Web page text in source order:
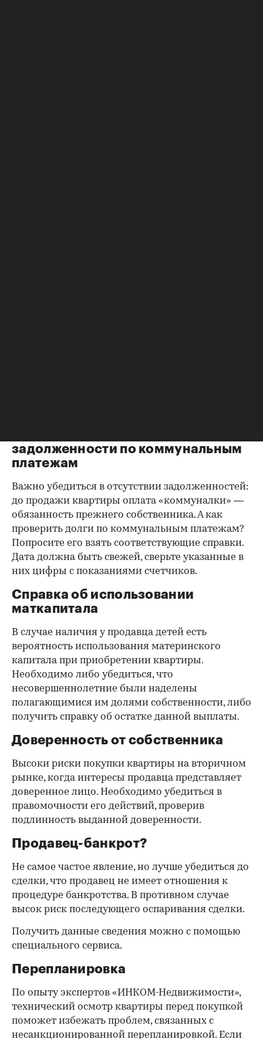
задолженности по коммунальным
платежам
Важно убедиться в отсутствии задолженностей:
до продажи квартиры оплата «коммуналки» —
обязанность прежнего собственника. А как
проверить долги по коммунальным платежам?
Попросите его взять соответствующие справки.
Дата должна быть свежей, сверьте указанные в
них цифры с показаниями счетчиков.
Справка об использовании
маткапитала
В случае наличия у продавца детей есть
вероятность использования материнского
капитала при приобретении квартиры.
Необходимо либо убедиться, что
несовершеннолетние были наделены
полагающимися им долями собственности, либо
получить справку об остатке данной выплаты.
Доверенность от собственника
Высоки риски покупки квартиры на вторичном
рынке, когда интересы продавца представляет
доверенное лицо. Необходимо убедиться в
правомочности его действий, проверив
подлинность выданной доверенности.
Продавец-банкрот?
Не самое частое явление, но лучше убедиться до
сделки, что продавец не имеет отношения к
процедуре банкротства. В противном случае
высок риск последующего оспаривания сделки.
Получить данные сведения можно с помощью
специального сервиса.
Перепланировка
По опыту экспертов «ИНКОМ-Недвижимости»,
технический осмотр квартиры перед покупкой
поможет избежать проблем, связанных с
несанкционированной перепланировкой. Если